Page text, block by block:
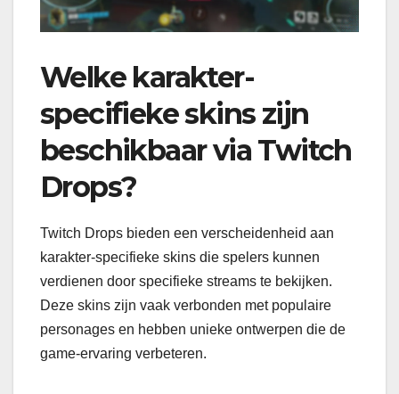
Welke karakter-
specifieke skins zijn
beschikbaar via Twitch
Drops?
Twitch Drops bieden een verscheidenheid aan
karakter-specifieke skins die spelers kunnen
verdienen door specifieke streams te bekijken.
Deze skins zijn vaak verbonden met populaire
personages en hebben unieke ontwerpen die de
game-ervaring verbeteren.